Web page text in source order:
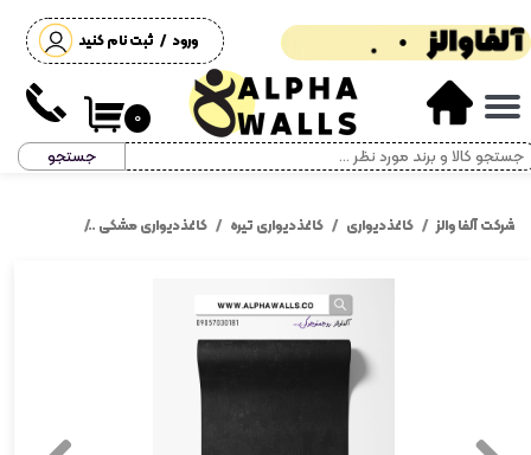
ورود / ثبت نام کنید
حساب کاربری من
تغییر گذر واژه
سفارشات
خروج از حساب کاربری
۰
جستجو
شرکت آلفا والز کاغذدیواری کاغذدیواری تیره کاغذدیواری مشکی